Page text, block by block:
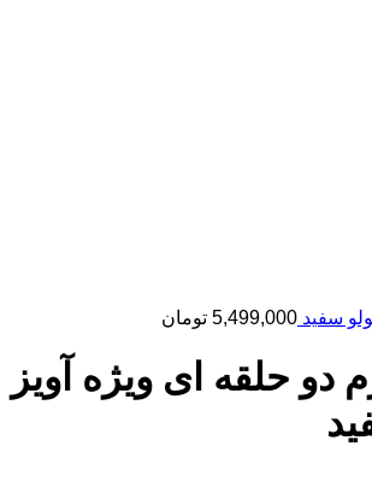
سفید 5,499,000 تومان
دو حلقه ای ویژه آویز